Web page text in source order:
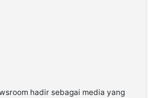
hadir sebagai media yang